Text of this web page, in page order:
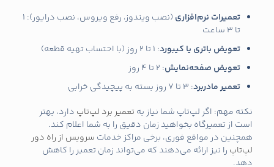
تعمیرات نرم‌افزاری
(نصب ویندوز، رفع ویروس، نصب درایور): 1
تا 3 ساعت
تعویض باتری یا کیبورد: 1 تا 2 روز (با احتساب تهیه قطعه)
تعویض صفحه‌نمایش: 2 تا 4 روز
تعمیر مادربرد: 3 تا 7 روز بسته به پیچیدگی خرابی
نکته مهم: اگر لپ‌تاپ شما نیاز به تعمیر برد لپ‌تاپ دارد، بهتر
است از تعمیرگاه بخواهید زمان دقیق را به شما اعلام کند.
همچنین در مواقع فوری، برخی مراکز خدمات سرویس از راه دور
لپ‌تاپ را نیز ارائه می‌دهند که می‌تواند زمان تعمیر را کاهش
دهد.